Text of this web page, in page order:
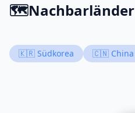
🗺️Nachbarländer
🇰🇷 Südkorea 🇨🇳 China